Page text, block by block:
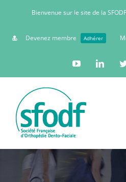
Bienvenue sur le site de la SFODF
Devenez membre Adhérer
YouTube